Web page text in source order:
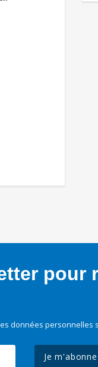
pour
données personnelles
Je m'abonne